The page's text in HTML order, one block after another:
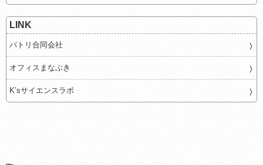
LINK
パトリ合同会社
オフィスまなぶき
K’sサイエンスラボ